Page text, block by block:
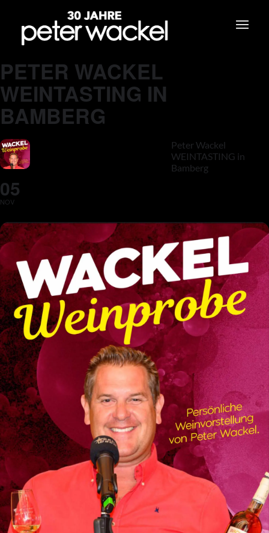
PETER WACKEL
WEINTASTING IN
BAMBERG
05
NOV
Peter Wackel
WEINTASTING in
Bamberg